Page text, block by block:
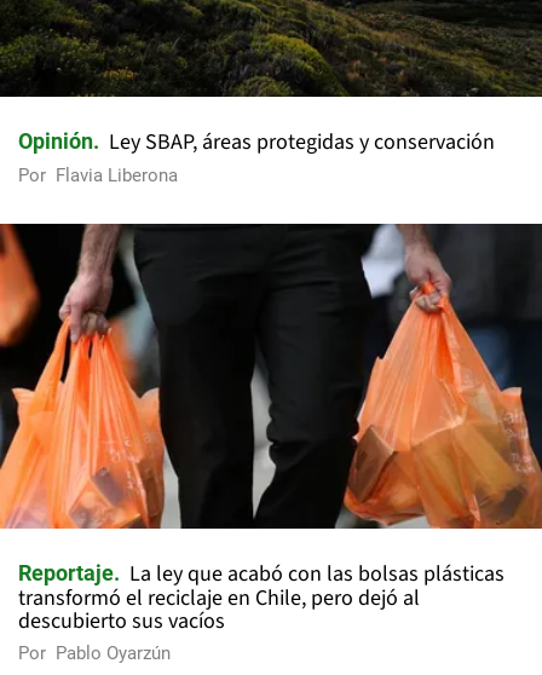
Opinión Ley SBAP, áreas protegidas y conservación
Por Flavia Liberona
Reportaje
La ley que acabó con las bolsas plásticas
transformó el reciclaje en Chile, pero dejó al
descubierto sus vacíos
Por Pablo Oyarzún